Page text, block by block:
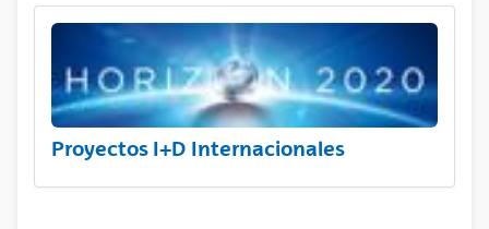
Proyectos I+D Internacionales